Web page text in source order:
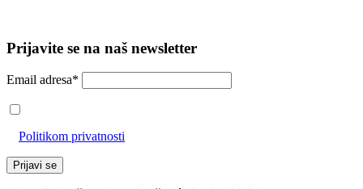
Prijavite se na naš newsletter
Email adresa*
Politikom privatnosti